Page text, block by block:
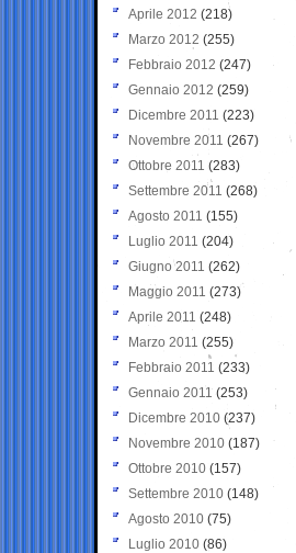
Aprile 2012 (218)
Marzo 2012 (255)
Febbraio 2012 (247)
Gennaio 2012 (259)
Dicembre 2011 (223)
Novembre 2011 (267)
Ottobre 2011 (283)
Settembre 2011 (268)
Agosto 2011 (155)
Luglio 2011 (204)
Giugno 2011 (262)
Maggio 2011 (273)
Aprile 2011 (248)
Marzo 2011 (255)
Febbraio 2011 (233)
Gennaio 2011 (253)
Dicembre 2010 (237)
Novembre 2010 (187)
Ottobre 2010 (157)
Settembre 2010 (148)
Agosto 2010 (75)
Luglio 2010 (86)